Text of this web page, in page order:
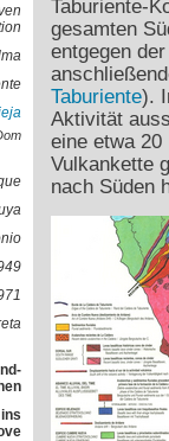
Taburiente-
gesamten
entgegen
Taburiente).
Aktivität
eine etwa
Vulkankette
nach Süden